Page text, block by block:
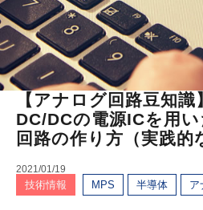
【アナログ回路豆知
DC/DCの電源ICを用
回路の作り方（実践的
2021/01/19
技術情報 MPS 半導体 ア